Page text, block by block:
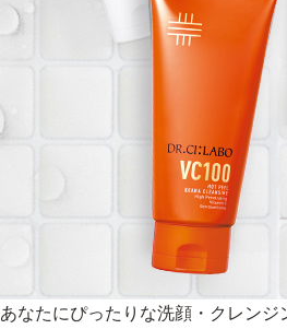
あなたにぴったりな洗顔・クレンジ